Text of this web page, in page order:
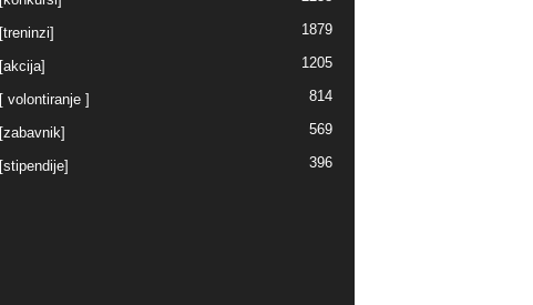
[treninzi] 1879
[akcija] 1205
[ volontiranje ] 814
[zabavnik] 569
[stipendije] 396